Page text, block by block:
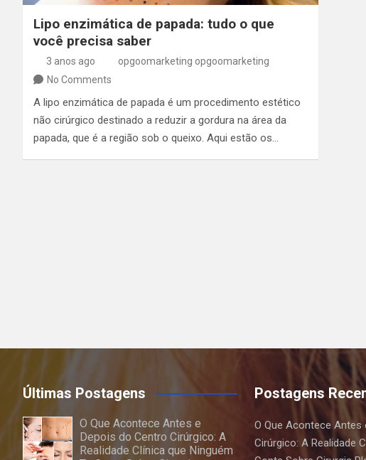
Lipo enzimática de papada: tudo o que
você precisa saber
3 anos ago
opgoomarketing opgoomarketing
No Comments
A lipo enzimática de papada é um procedimento estético
não cirúrgico destinado a reduzir a gordura na área da
papada, que é a região sob o queixo. Aqui estão os…
Últimas Postagens
O Que Acontece Antes e
Depois do Centro Cirúrgico: A
Realidade Clínica que Ninguém
Postagens
O Que Acontece Antes
Cirúrgico: A Realidade